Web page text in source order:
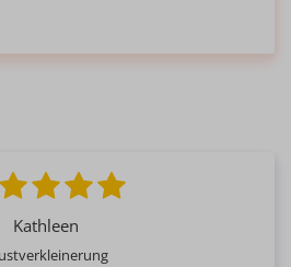
Kathleen